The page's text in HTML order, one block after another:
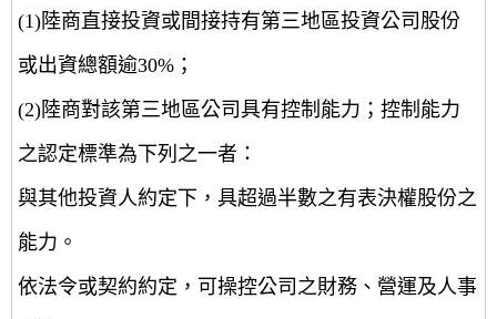
(1)陸商直接投資或間接持有第三地區投資公司股份
或出資總額逾30%；
(2)陸商對該第三地區公司具有控制能力；控制能力
之認定標準為下列之一者：
與其他投資人約定下，具超過半數之有表決權股份之
能力。
依法令或契約約定，可操控公司之財務、營運及人事